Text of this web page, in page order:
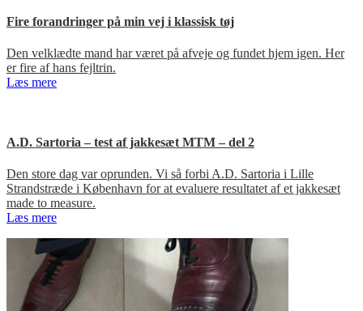
Fire forandringer på min vej i klassisk tøj
Den velklædte mand har været på afveje og fundet hjem igen. Her
er fire af hans fejltrin.
Læs mere
A.D. Sartoria – test af jakkesæt MTM – del 2
Den store dag var oprunden. Vi så forbi A.D. Sartoria i Lille
Strandstræde i København for at evaluere resultatet af et jakkesæt
made to measure.
Læs mere